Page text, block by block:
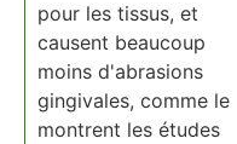
pour les tissus, et
causent beaucoup
moins d'abrasions
gingivales, comme le
montrent les études